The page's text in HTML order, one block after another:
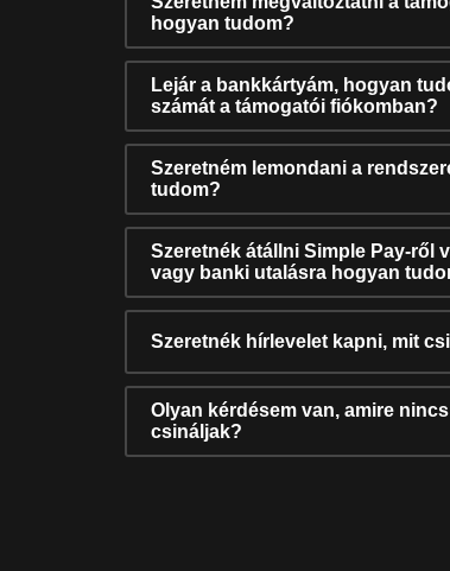
hogyan tudom?
Lejár a bankkártyám, hogyan
számát a támogatói fiókomban?
Szeretném lemondani a
tudom?
Szeretnék átállni Simple Pay-ről
vagy banki utalásra hogyan
Szeretnék hírlevelet kapni, mit
Olyan kérdésem van, amire
csináljak?